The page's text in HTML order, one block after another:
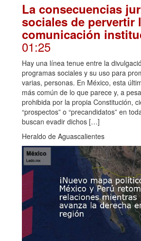
La consecuencias
sociales de pervertir
comunicación
01:25
Hay una línea tenue entre la
programas sociales y su uso para
varias, personas. En México, esta
más común de lo que parece y, a
prohibida por la propia Constitución,
“prospectos” o “precandidatos” en
buscan evadir dichos […]
Heraldo de Aguascalientes